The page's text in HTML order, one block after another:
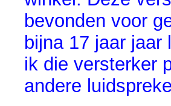
bevonden voor
bijna 17 jaar
ik die versterker
andere